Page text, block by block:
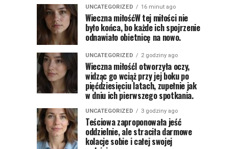
UNCATEGORIZED 16 minut ago
Wieczna miłośćW tej miłości nie
było końca, bo każde ich spojrzenie
odnawiało obietnicę na nowo.
UNCATEGORIZED 2 godziny ago
Wieczna miłośćI otworzyła oczy,
widząc go wciąż przy jej boku po
pięćdziesięciu latach, zupełnie jak
w dniu ich pierwszego spotkania.
UNCATEGORIZED 3 godziny ago
Teściowa zaproponowała jeść
oddzielnie, ale straciła darmowe
kolacje sobie i całej swojej